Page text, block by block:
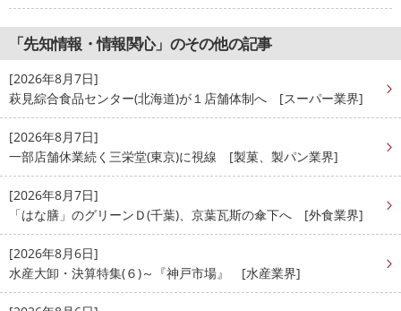
「先知情報・情報関心」のその他の記事
[2026年8月7日]
萩見綜合食品センター(北海道)が１店舗体制へ [スーパー業界]
[2026年8月7日]
一部店舗休業続く三栄堂(東京)に視線 [製菓、製パン業界]
[2026年8月7日]
「はな膳」のグリーンＤ(千葉)、京葉瓦斯の傘下へ [外食業界]
[2026年8月6日]
水産大卸・決算特集(６)～『神戸市場』 [水産業界]